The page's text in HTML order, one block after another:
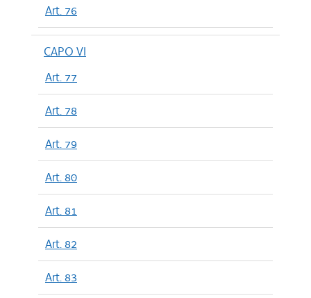
Art. 76
CAPO VI
Art. 77
Art. 78
Art. 79
Art. 80
Art. 81
Art. 82
Art. 83